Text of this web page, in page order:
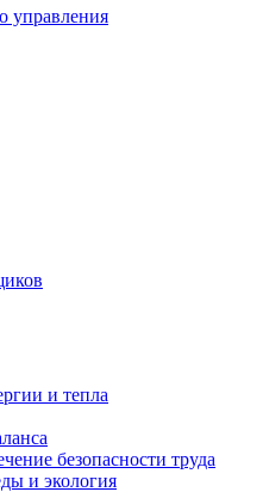
управления
и тепла
безопасности труда
и экология